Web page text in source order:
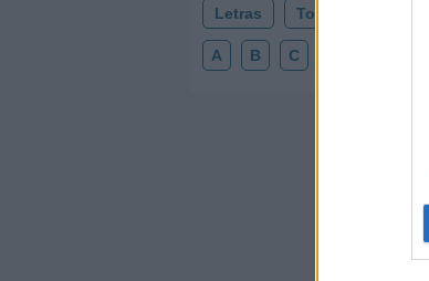
Letras Top Artistas
A B C